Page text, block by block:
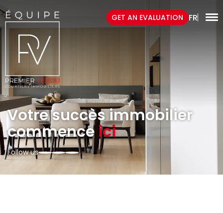
GET AN EVALUATION FR
Votre succès immobilier
commenceici
Follow us